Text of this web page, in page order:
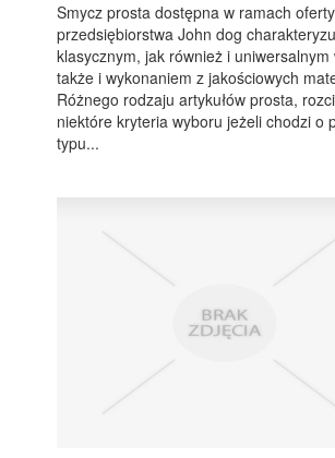
Smycz prosta dostępna w ramach oferty
przedsiębiorstwa John dog
klasycznym, jak również i
także i wykonaniem z jakościowych
Różnego rodzaju artykułów prosta,
niektóre kryteria wyboru jeżeli chodzi o
typu...